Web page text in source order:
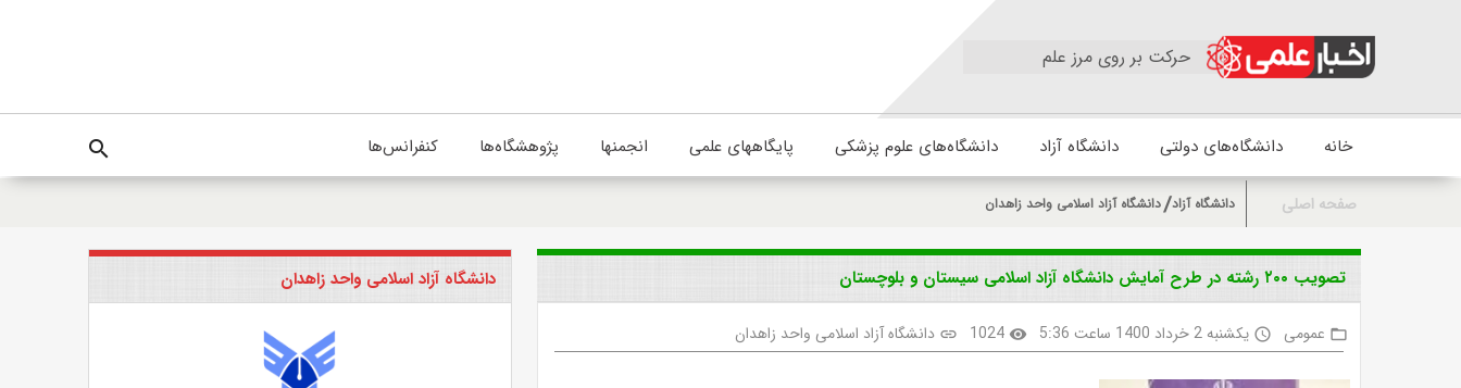
حرکت بر روی مرز علم
خانه دانشگاه‌های دولتی دانشگاه آزاد دانشگاه‌های علوم پزشکی پایگاههای علمی انجمنها پژوهشگاه‌ها کنفرانس‌ها search
صفحه اصلی دانشگاه آزاد دانشگاه آزاد اسلامی واحد زاهدان
تصویب ۲۰۰ رشته در طرح آمایش دانشگاه آزاد اسلامی سیستان و بلوچستان
folder_open عمومی access_time یکشنبه 2 خرداد 1400 ساعت 5:36 visibility
1024
link دانشگاه آزاد اسلامی واحد زاهدان
دانشگاه آزاد اسلامی واحد زاهدان